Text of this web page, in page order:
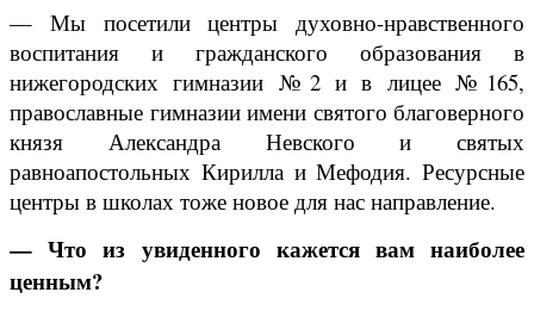
— Мы посетили центры духовно-нравственного
воспитания и гражданского образования в
нижегородских гимназии №2 и в лицее №165,
православные гимназии имени святого благоверного
князя Александра Невского и святых
равноапостольных Кирилла и Мефодия. Ресурсные
центры в школах тоже новое для нас направление.
— Что из увиденного кажется вам наиболее
ценным?